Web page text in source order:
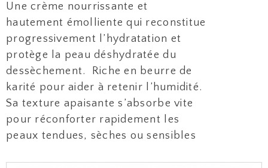
Une crème nourrissante et
hautement émolliente qui reconstitue
progressivement l’hydratation et
protège la peau déshydratée du
dessèchement. Riche en beurre de
karité pour aider à retenir l’humidité.
Sa texture apaisante s’absorbe vite
pour réconforter rapidement les
peaux tendues, sèches ou sensibles